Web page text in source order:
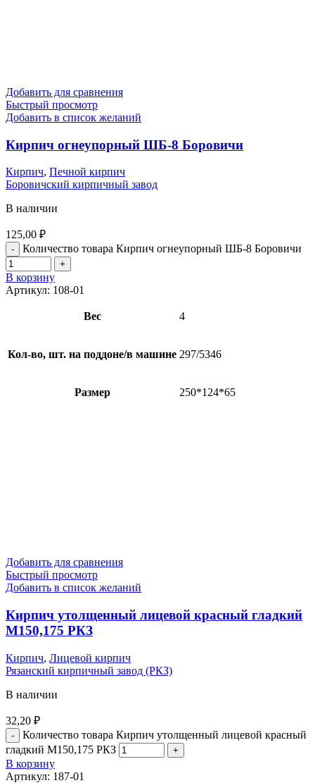
Добавить для сравнения
Быстрый просмотр
Добавить в список желаний
Кирпич огнеупорный ШБ-8 Боровичи
Кирпич, Печной кирпич
Боровичский кирпичный завод
В наличии
125,00 ₽
Количество товара Кирпич огнеупорный ШБ-8 Боровичи
В корзину
Артикул: 108-01
Вес 4
Кол-во, шт. на поддоне/в машине 297/5346
Размер 250*124*65
Добавить для сравнения
Быстрый просмотр
Добавить в список желаний
Кирпич утолщенный лицевой красный гладкий
М150,175 РКЗ
Кирпич, Лицевой кирпич
Рязанский кирпичный завод (РКЗ)
В наличии
32,20 ₽
Количество товара Кирпич утолщенный лицевой красный
гладкий М150,175 РКЗ
В корзину
Артикул: 187-01